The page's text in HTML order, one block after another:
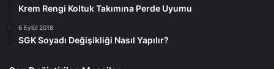
Krem Rengi Koltuk Takımına Perde Uyumu
6 Eylül 2018
SGK Soyadı Değişikliği Nasıl Yapılır?